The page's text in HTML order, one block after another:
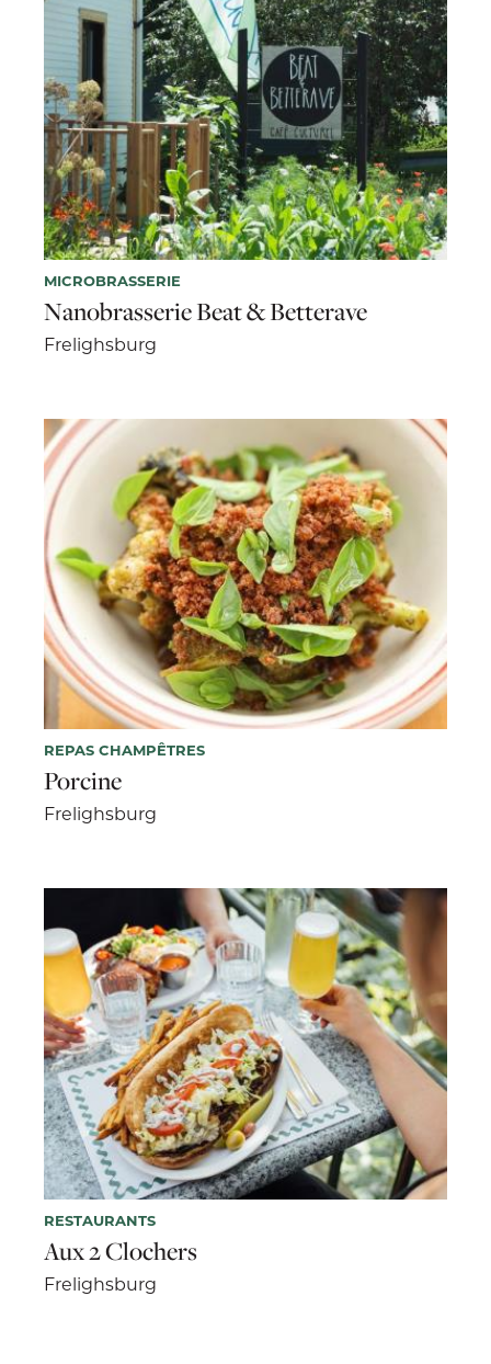
MICROBRASSERIE
Nanobrasserie Beat & Betterave
Frelighsburg
REPAS CHAMPÊTRES
Porcine
Frelighsburg
RESTAURANTS
Aux 2 Clochers
Frelighsburg